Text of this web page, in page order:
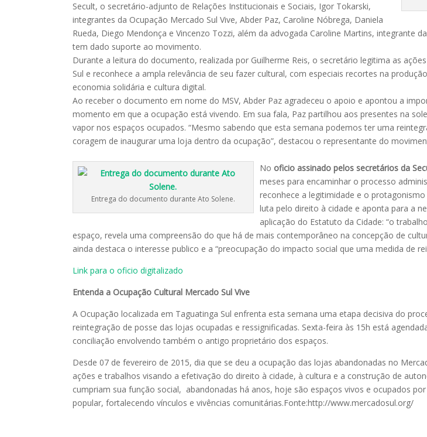
Secult, o secretário-adjunto de Relações Institucionais e Sociais, Igor Tokarski,
integrantes da Ocupação Mercado Sul Vive, Abder Paz, Caroline Nóbrega, Daniela
Rueda, Diego Mendonça e Vincenzo Tozzi, além da advogada Caroline Martins, integrante
tem dado suporte ao movimento.
Durante a leitura do documento, realizada por Guilherme Reis, o secretário legitima as
Sul e reconhece a ampla relevância de seu fazer cultural, com especiais recortes na
economia solidária e cultura digital.
Ao receber o documento em nome do MSV, Abder Paz agradeceu o apoio e apontou a
momento em que a ocupação está vivendo. Em sua fala, Paz partilhou aos presentes na
vapor nos espaços ocupados. “Mesmo sabendo que esta semana podemos ter uma
coragem de inaugurar uma loja dentro da ocupação”, destacou o representante do
Entrega do documento durante Ato Solene.
No oficio assinado pelos secretários da
meses para encaminhar o processo
reconhece a legitimidade e o
luta pelo direito à cidade e aponta para a
aplicação do Estatuto da Cidade: “o
espaço, revela uma compreensão do que há de mais contemporâneo na concepção de
ainda destaca o interesse publico e a “preocupação do impacto social que uma medida de
Link para o oficio digitalizado
Entenda a Ocupação Cultural Mercado Sul Vive
A Ocupação localizada em Taguatinga Sul enfrenta esta semana uma etapa decisiva do
reintegração de posse das lojas ocupadas e ressignificadas. Sexta-feira às 15h está
conciliação envolvendo também o antigo proprietário dos espaços.
Desde 07 de fevereiro de 2015, dia que se deu a ocupação das lojas abandonadas no
ações e trabalhos visando a efetivação do direito à cidade, à cultura e a construção de
cumpriam sua função social, abandonadas há anos, hoje são espaços vivos e ocupados
popular, fortalecendo vínculos e vivências comunitárias.Fonte:http://www.mercadosul.org/